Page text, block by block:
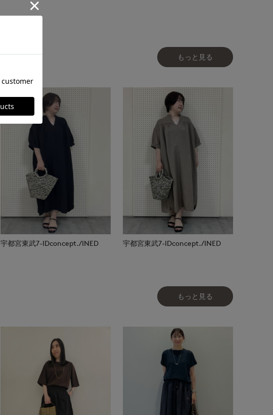
もっと見る
宇都宮東武7-IDconcept./INED 宇都宮東武7-IDconcept./INED
もっと見る